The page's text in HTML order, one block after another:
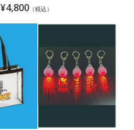
¥4,800 （税込）